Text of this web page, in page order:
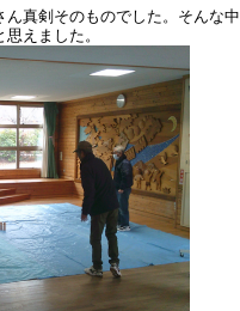
真剣そのものでした。そんな
えました。